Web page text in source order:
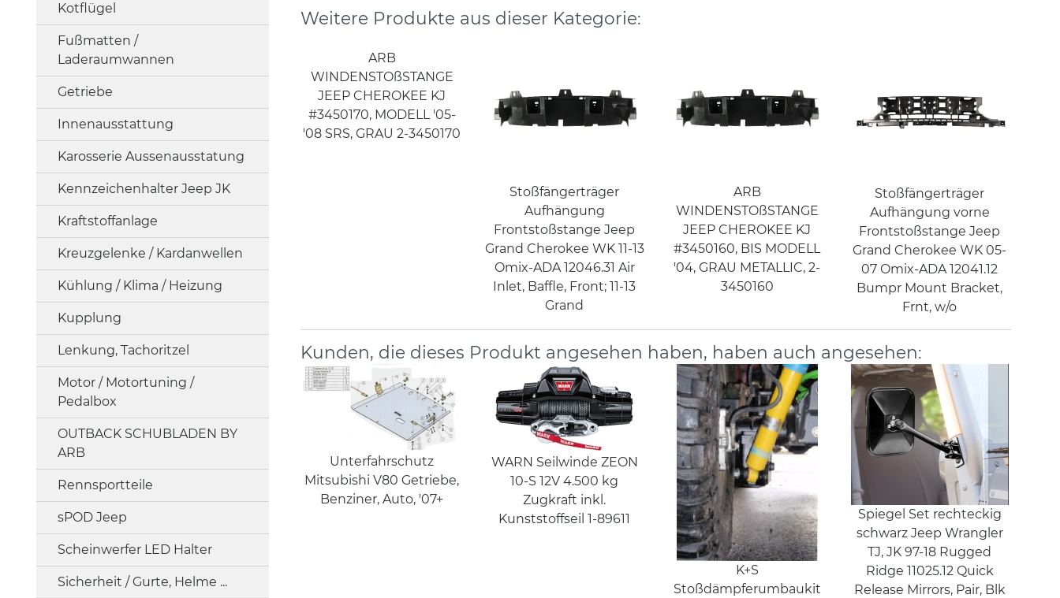
Kotflügel
Fußmatten /
Laderaumwannen
Getriebe
Innenausstattung
Karosserie Aussenausstatung
Kennzeichenhalter Jeep JK
Kraftstoffanlage
Kreuzgelenke / Kardanwellen
Kühlung / Klima / Heizung
Kupplung
Lenkung, Tachoritzel
Motor / Motortuning /
Pedalbox
OUTBACK SCHUBLADEN BY
ARB
Rennsportteile
sPOD Jeep
Scheinwerfer LED Halter
Sicherheit / Gurte, Helme ...
Weitere Produkte aus dieser Kategorie:
ARB
WINDENSTOßSTANGE
JEEP CHEROKEE KJ
#3450170, MODELL '05-
'08 SRS, GRAU 2-3450170
Stoßfängerträger
Aufhängung
Frontstoßstange Jeep
Grand Cherokee WK 11-13
Omix-ADA 12046.31 Air
Inlet, Baffle, Front; 11-13
Grand
ARB
WINDENSTOßSTANGE
JEEP CHEROKEE KJ
#3450160, BIS MODELL
'04, GRAU METALLIC, 2-
3450160
Stoßfängerträger
Aufhängung vorne
Frontstoßstange Jeep
Grand Cherokee WK 05-
07 Omix-ADA 12041.12
Bumpr Mount Bracket,
Frnt, w/o
Kunden, die dieses Produkt angesehen haben, haben auch angesehen:
Unterfahrschutz
Mitsubishi V80 Getriebe,
Benziner, Auto, '07+
WARN Seilwinde ZEON
10-S 12V 4.500 kg
Zugkraft inkl.
Kunststoffseil 1-89611
K+S
Stoßdämpferumbaukit
Spiegel Set rechteckig
schwarz Jeep Wrangler
TJ, JK 97-18 Rugged
Ridge 11025.12 Quick
Release Mirrors, Pair, Blk